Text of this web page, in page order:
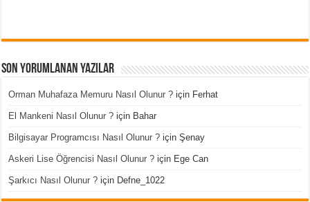
Son Yorumlanan Yazılar
Orman Muhafaza Memuru Nasıl Olunur ? için Ferhat
El Mankeni Nasıl Olunur ? için Bahar
Bilgisayar Programcısı Nasıl Olunur ? içinŞenay
Askeri Lise Öğrencisi Nasıl Olunur ? için Ege Can
Şarkıcı Nasıl Olunur ? için Defne_1022